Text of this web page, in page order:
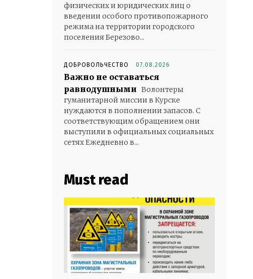
физических и юридических лиц о
введении особого противопожарного
режима на территории городского
поселения Березово...
ДОБРОВОЛЬЧЕСТВО 07.08.2026
Важно не оставаться
равнодушными Волонтеры
гуманитарной миссии в Курске
нуждаются в пополнении запасов. С
соответствующим обращением они
выступили в официальных социальных
сетях Ежедневно в...
Must read